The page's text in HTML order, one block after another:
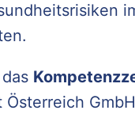
Österreich